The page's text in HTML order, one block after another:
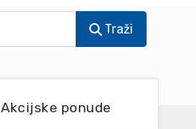
Traži
Akcijske ponude